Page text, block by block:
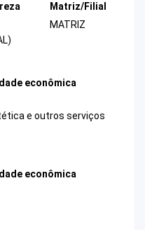
Matriz/Filial
MATRIZ
econômica
e outros serviços
econômica